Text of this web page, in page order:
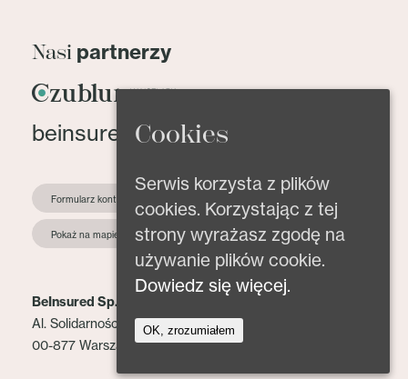
Nasi partnerzy
beinsured@beinsured.pl
Formularz kontaktowy
Pokaż na mapie
BeInsured Sp. z o.o.
Al. Solidarności 153 lok. 2
00-877 Warszawa
Cookies
Serwis korzysta z plików
cookies. Korzystając z tej
strony wyrażasz zgodę na
używanie plików cookie.
Dowiedz się więcej.
OK, zrozumiałem